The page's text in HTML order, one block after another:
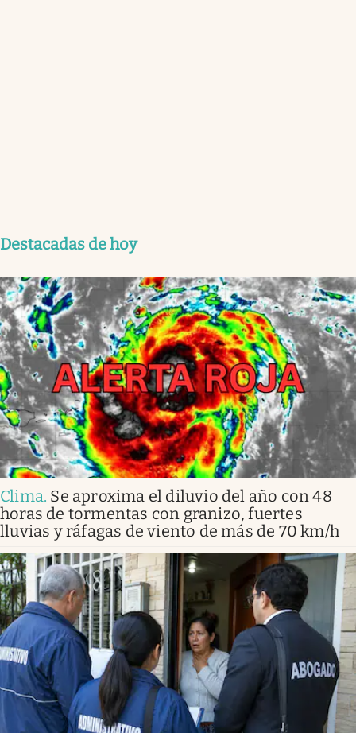
Destacadas de hoy
Clima. Se aproxima el diluvio del año con 48
horas de tormentas con granizo, fuertes
lluvias y ráfagas de viento de más de 70 km/h